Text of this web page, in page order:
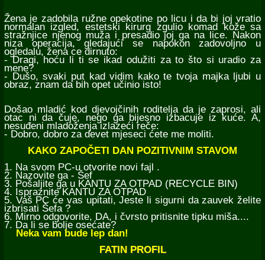
Žena je zadobila ružne opekotine po licu i da bi joj vratio
normalan izgled, estetski kirurg zgulio komad kože sa
stražnjice njenog muža i presadio joj ga na lice. Nakon
niza operacija, gledajući se napokon zadovoljno u
ogledalu, žena ce dirnuto:
- Dragi, hoću li ti se ikad odužiti za to što si uradio za
mene?
- Dušo, svaki put kad vidim kako te tvoja majka ljubi u
obraz, znam da bih opet učinio isto!
Došao mladić kod djevojčinih roditelja da je zaprosi, ali
otac ni da čuje, nego ga bijesno izbacuje iz kuće. A,
nesuđeni mladoženja izlazeći reče:
- Dobro, dobro za devet mjeseci ćete me moliti.
KAKO ZAPOČETI DAN POZITIVNIM STAVOM
1. Na svom PC-u otvorite novi fajl .
2. Nazovite ga - Šef
3. Pošaljite ga u KANTU ZA OTPAD (RECYCLE BIN)
4. Ispraznite KANTU ZA OTPAD
5. Vaš PC će vas upitati, Jeste li sigurni da zauvek želite
izbrisati Šefa ?
6. Mirno odgovorite, DA, i čvrsto pritisnite tipku miša....
7. Da li se bolje osećate?
Neka vam bude lep dan!
FATIN PROFIL